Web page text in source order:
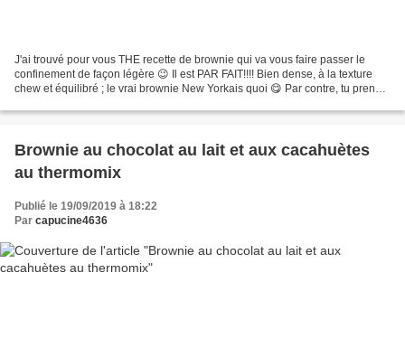
J'ai trouvé pour vous THE recette de brownie qui va vous faire passer le
confinement de façon légère 😉 Il est PAR FAIT!!!! Bien dense, à la texture
chew et équilibré ; le vrai brownie New Yorkais quoi 😋 Par contre, tu prends
Brownie au chocolat au lait et aux cacahuètes
au thermomix
Publié le 19/09/2019 à 18:22
Par capucine4636